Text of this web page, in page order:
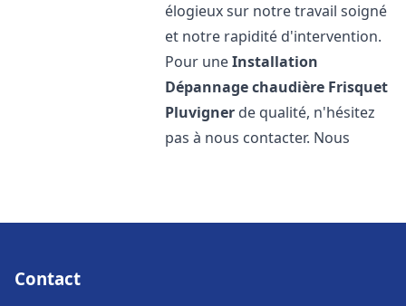
élogieux sur notre travail soigné
et notre rapidité d'intervention.
Pour uneInstallation
Dépannage chaudière Frisquet
Pluvigner de qualité, n'hésitez
pas à nous contacter. Nous
Contact